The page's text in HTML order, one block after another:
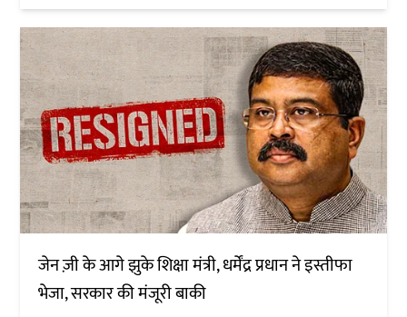
जेन ज़ी के आगे झुके शिक्षा मंत्री, धर्मेंद्र प्रधान ने इस्तीफा
भेजा, सरकार की मंजूरी बाकी